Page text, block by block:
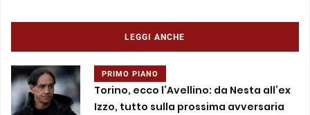
LEGGI ANCHE
PRIMO PIANO
Torino, ecco l’Avellino: da Nesta all’ex
Izzo, tutto sulla prossima avversaria